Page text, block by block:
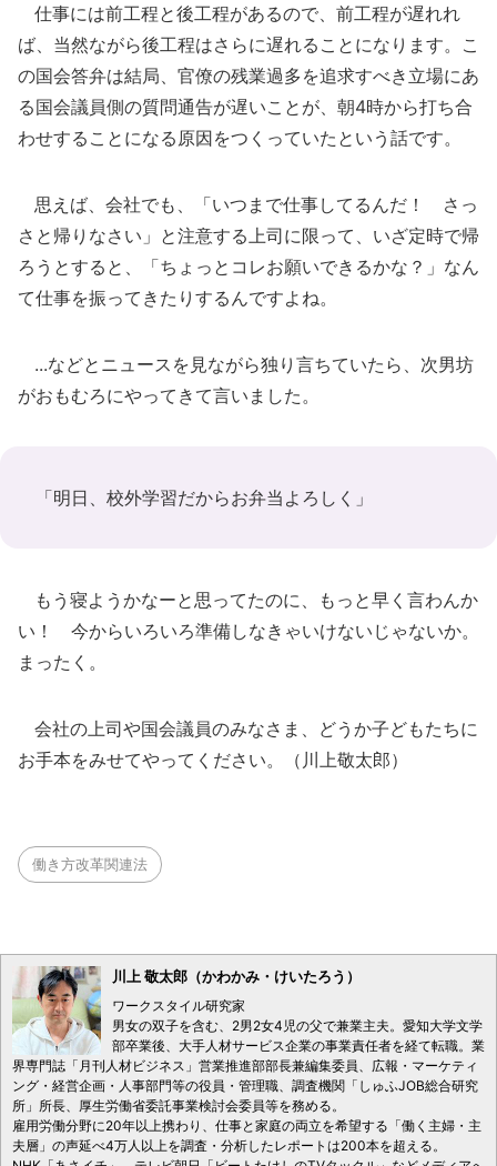
仕事には前工程と後工程があるので、前工程が遅れれ
ば、当然ながら後工程はさらに遅れることになります。こ
の国会答弁は結局、官僚の残業過多を追求すべき立場にあ
る国会議員側の質問通告が遅いことが、朝4時から打ち合
わせすることになる原因をつくっていたという話です。
思えば、会社でも、「いつまで仕事してるんだ！ さっ
さと帰りなさい」と注意する上司に限って、いざ定時で帰
ろうとすると、「ちょっとコレお願いできるかな？」なん
て仕事を振ってきたりするんですよね。
...などとニュースを見ながら独り言ちていたら、次男坊
がおもむろにやってきて言いました。
「明日、校外学習だからお弁当よろしく」
もう寝ようかなーと思ってたのに、もっと早く言わんか
い！ 今からいろいろ準備しなきゃいけないじゃないか。
まったく。
会社の上司や国会議員のみなさま、どうか子どもたちに
お手本をみせてやってください。（川上敬太郎）
働き方改革関連法
川上 敬太郎（かわかみ・けいたろう）
ワークスタイル研究家
男女の双子を含む、2男2女4児の父で兼業主夫。愛知大学文学
部卒業後、大手人材サービス企業の事業責任者を経て転職。業
界専門誌「月刊人材ビジネス」営業推進部部長兼編集委員、広報・マーケティ
ング・経営企画・人事部門等の役員・管理職、調査機関「しゅふJOB総合研究
所」所長、厚生労働省委託事業検討会委員等を務める。
雇用労働分野に20年以上携わり、仕事と家庭の両立を希望する「働く主婦・主
夫層」の声延べ4万人以上を調査・分析したレポートは200本を超える。